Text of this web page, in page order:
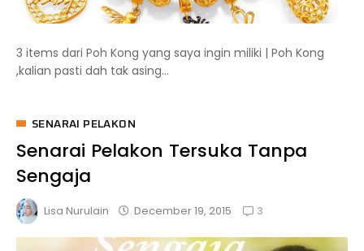
3 items dari Poh Kong yang saya ingin miliki | Poh Kong
,kalian pasti dah tak asing...
SENARAI PELAKON
Senarai Pelakon Tersuka Tanpa
Sengaja
Lisa Nurulain December 19, 2015 3